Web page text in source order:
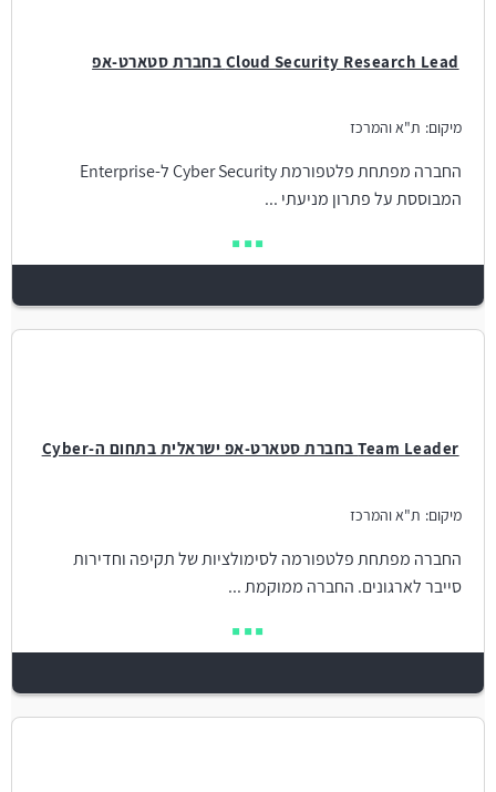
Cloud Security Research Lead בחברת סטארט-אפ
מיקום: ת"א והמרכז
החברה מפתחת פלטפורמת Cyber Security ל-Enterprise
המבוססת על פתרון מניעתי ...
Team Leader בחברת סטארט-אפ ישראלית בתחום ה-Cyber
מיקום: ת"א והמרכז
החברה מפתחת פלטפורמה לסימולציות של תקיפה וחדירות
סייבר לארגונים. החברה ממוקמת ...